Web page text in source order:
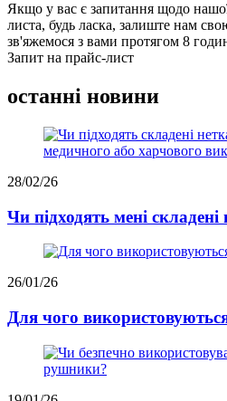
Якщо у вас є запитання щодо
листа, будь ласка, залиште нам
зв'яжемося з вами протягом 8
Запит на прайс-лист
останні новини
28/02/26
Чи підходять мені складені
26/01/26
Для чого